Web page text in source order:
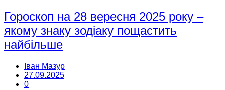
Гороскоп на 28 вересня 2025 року –
якому знаку зодіаку пощастить
найбільше
Іван Мазур
27.09.2025
0